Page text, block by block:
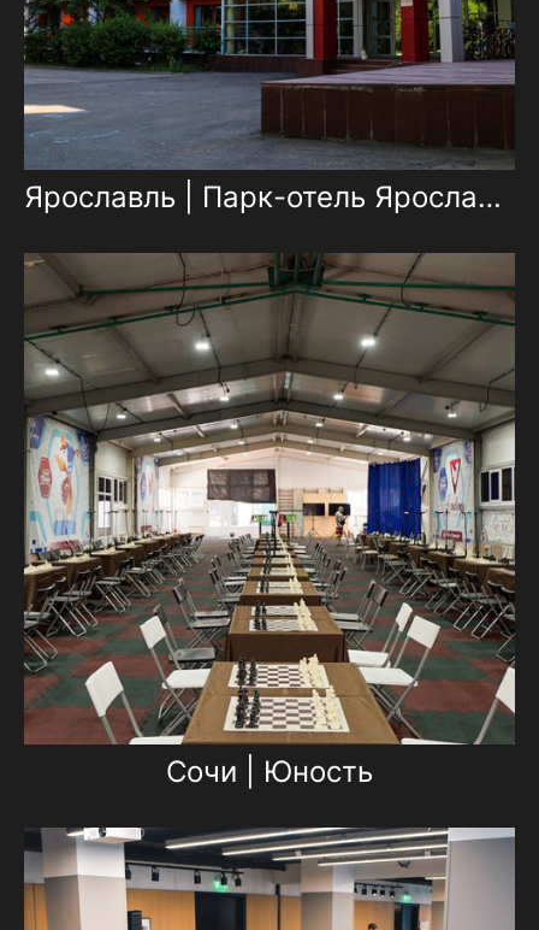
Ярославль | Парк-отель Ярославль
Сочи | Юность